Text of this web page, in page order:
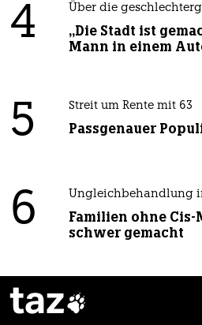
4 Über die
„Die Stadt ist
Mann in einem
5 Streit um Rente mit 63
Passgenauer
6 Ungleichbehandlung
Familien ohne
schwer gemacht
taz